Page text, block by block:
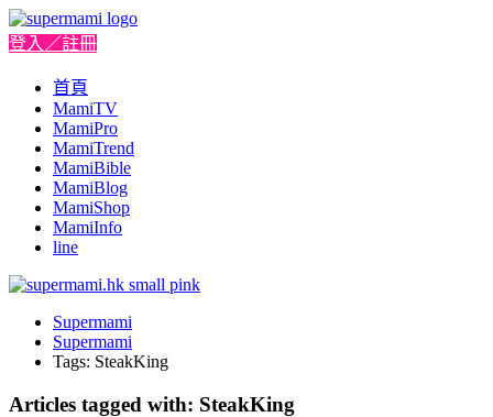
登入／註冊
首頁
MamiTV
MamiPro
MamiTrend
MamiBible
MamiBlog
MamiShop
MamiInfo
line
Supermami
Supermami
Tags: SteakKing
Articles tagged with: SteakKing